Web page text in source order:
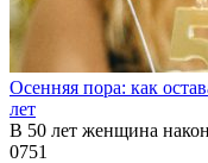
Осенняя пора: как
лет
В 50 лет женщина
0751